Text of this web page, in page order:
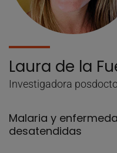
Laura de la
Investigadora
Malaria y
desatendidas